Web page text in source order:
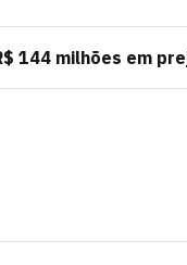
144 milhões em